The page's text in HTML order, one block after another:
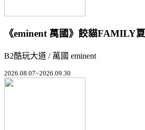
《eminent 萬國》餃貓FAMILY
B2酷玩大道 / 萬國 eminent
2026.08.07~2026.09.30